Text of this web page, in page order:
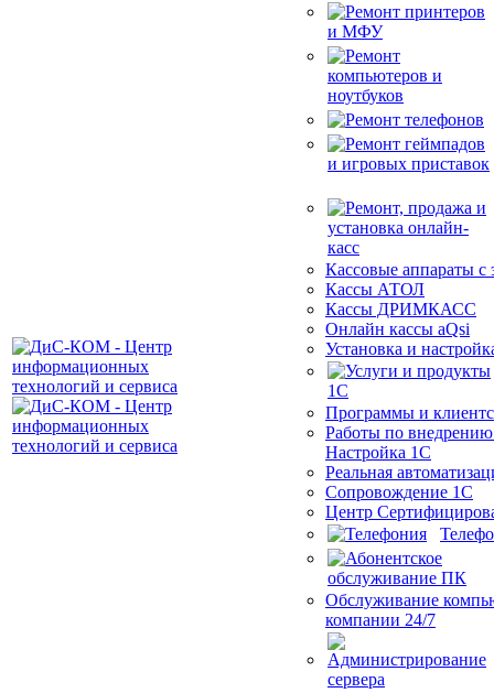
Кассовые аппараты с
Кассы АТОЛ
Кассы ДРИМКАСС
Онлайн кассы aQsi
Установка и
Программы и
Работы по
Настройка 1С
Реальная
Сопровождение 1С
Центр
Обслуживание
компании 24/7